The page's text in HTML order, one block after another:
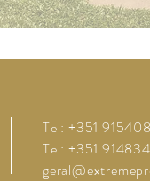
Tel: +351
Tel: +351